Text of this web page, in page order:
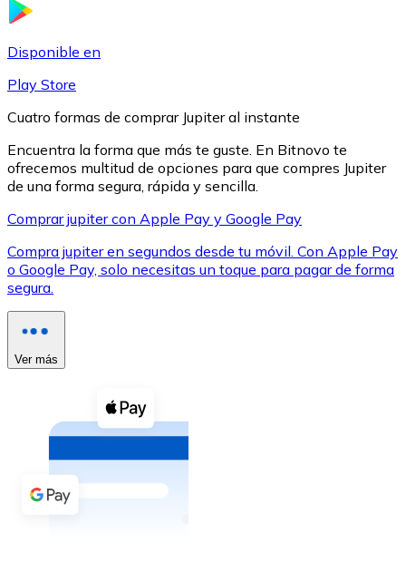
XRP
XRP
Ver todo
Compra criptomonedas con efectivo en tu tienda más
Comprar con efectivo
Transferencia SEPA
Disponible en
Play Store
Cuatro formas de comprar Jupiter al instante
Encuentra la forma que más te guste. En Bitnovo te
ofrecemos multitud de opciones para que compres Jupiter
de una forma segura, rápida y sencilla.
Comprar jupiter con Apple Pay y Google Pay
Compra jupiter en segundos desde tu móvil. Con Apple Pay
o Google Pay, solo necesitas un toque para pagar de forma
segura.
Ver más